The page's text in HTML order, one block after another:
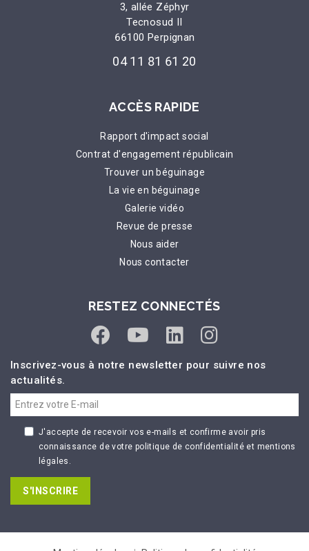
3, allée Zéphyr
Tecnosud II
66100 Perpignan
04 11 81 61 20
ACCÈS RAPIDE
Rapport d'impact social
Contrat d'engagement républicain
Trouver un béguinage
La vie en béguinage
Galerie vidéo
Revue de presse
Nous aider
Nous contacter
RESTEZ CONNECTÉS
Inscrivez-vous à notre newsletter pour suivre nos
actualités.
J'accepte de recevoir vos e-mails et confirme avoir pris
connaissance de votre politique de confidentialité et mentions
légales.
S'INSCRIRE